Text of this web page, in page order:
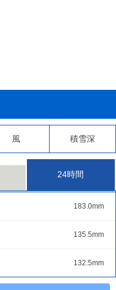
風 積雪深
24時間
183.0mm
135.5mm
132.5mm